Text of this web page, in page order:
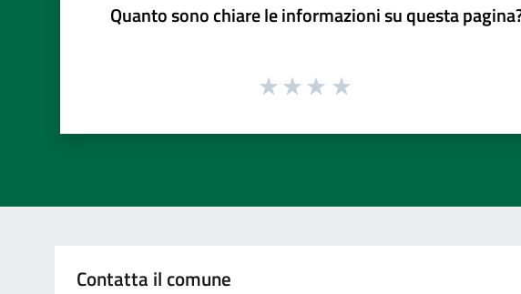
Quanto sono chiare le informazioni su questa
Contatta il comune